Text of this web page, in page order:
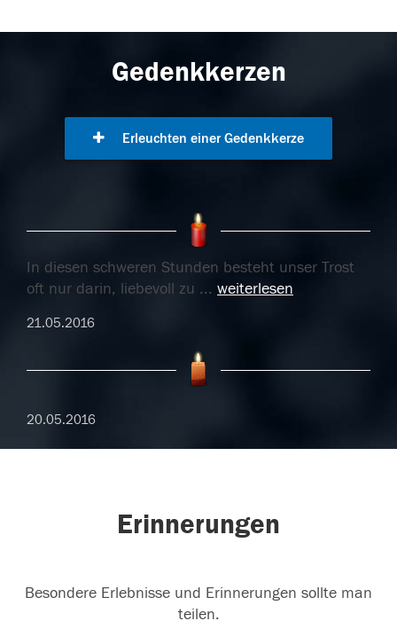
Gedenkkerzen
Erleuchten einer Gedenkkerze
In diesen schweren Stunden besteht unser Trost
oft nur darin, liebevoll zu ... weiterlesen
21.05.2016
20.05.2016
Erinnerungen
Besondere Erlebnisse und Erinnerungen sollte man
teilen.